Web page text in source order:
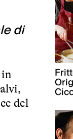
di
in
del